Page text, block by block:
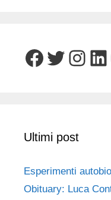
Twitter
Ultimi post
Esperimenti
Obituary: Luca